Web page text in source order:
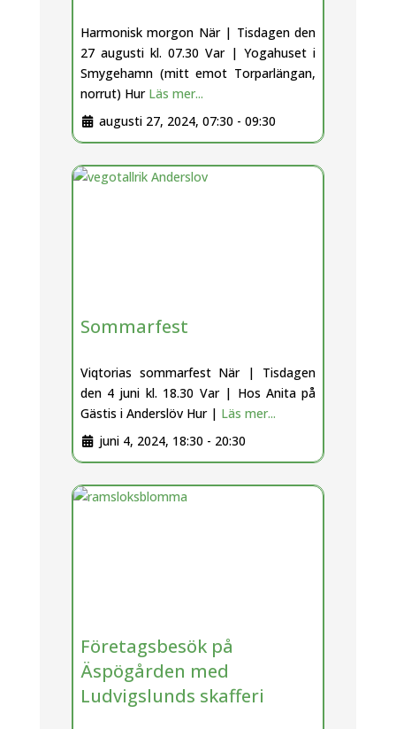
Harmonisk morgon När | Tisdagen den
27 augusti kl. 07.30 Var | Yogahuset i
Smygehamn (mitt emot Torparlängan,
norrut) Hur Läs mer...
augusti 27, 2024, 07:30 - 09:30
Sommarfest
Viqtorias sommarfest När | Tisdagen
den 4 juni kl. 18.30 Var | Hos Anita på
Gästis i Anderslöv Hur | Läs mer...
juni 4, 2024, 18:30 - 20:30
Företagsbesök på
Äspögården med
Ludvigslunds skafferi